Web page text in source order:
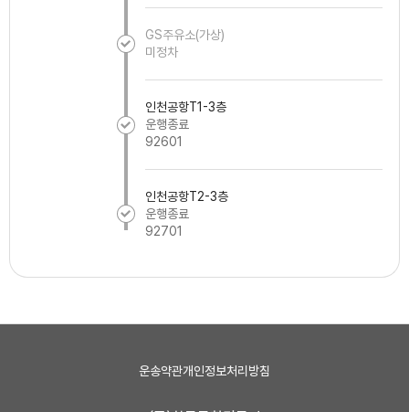
GS주유소(가상)
미정차
인천공항T1-3층
운행종료
92601
인천공항T2-3층
운행종료
92701
운송약관개인정보처리방침